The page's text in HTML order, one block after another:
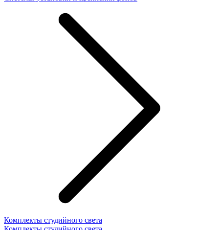
Комплекты студийного света